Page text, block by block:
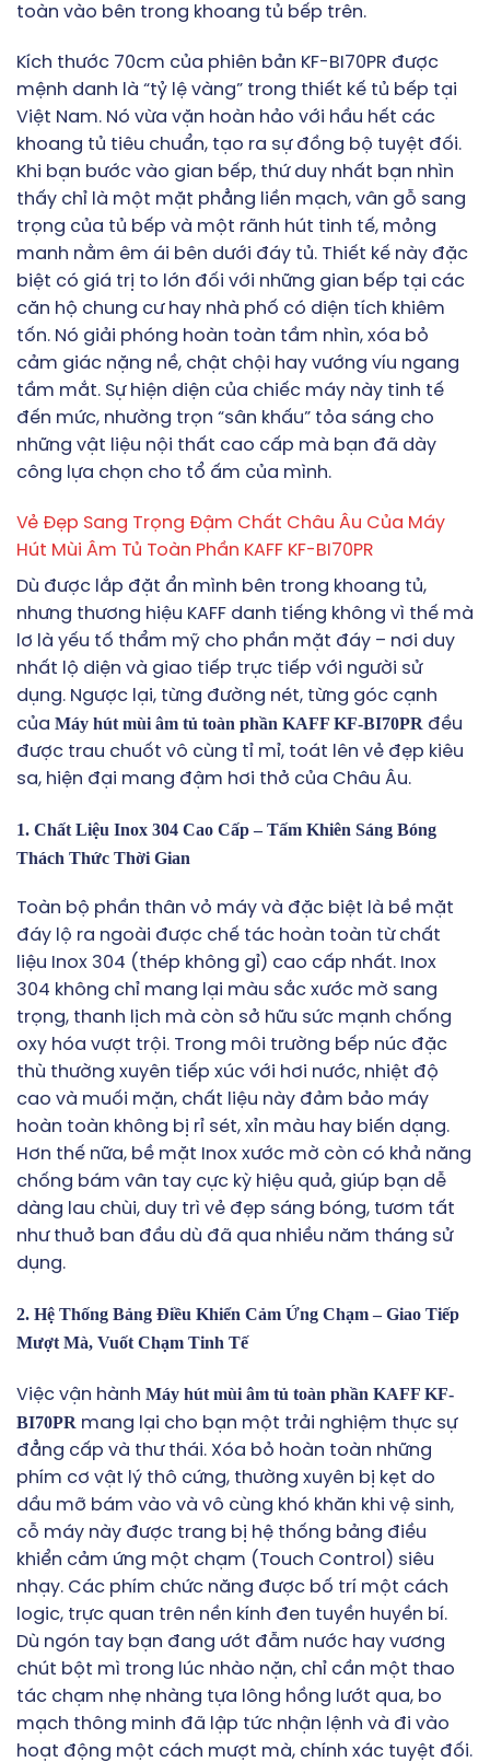
toàn vào bên trong khoang tủ bếp trên.
Kích thước 70cm của phiên bản KF-BI70PR được
mệnh danh là “tỷ lệ vàng” trong thiết kế tủ bếp tại
Việt Nam. Nó vừa vặn hoàn hảo với hầu hết các
khoang tủ tiêu chuẩn, tạo ra sự đồng bộ tuyệt đối.
Khi bạn bước vào gian bếp, thứ duy nhất bạn nhìn
thấy chỉ là một mặt phẳng liền mạch, vân gỗ sang
trọng của tủ bếp và một rãnh hút tinh tế, mỏng
manh nằm êm ái bên dưới đáy tủ. Thiết kế này đặc
biệt có giá trị to lớn đối với những gian bếp tại các
căn hộ chung cư hay nhà phố có diện tích khiêm
tốn. Nó giải phóng hoàn toàn tầm nhìn, xóa bỏ
cảm giác nặng nề, chật chội hay vướng víu ngang
tầm mắt. Sự hiện diện của chiếc máy này tinh tế
đến mức, nhường trọn “sân khấu” tỏa sáng cho
những vật liệu nội thất cao cấp mà bạn đã dày
công lựa chọn cho tổ ấm của mình.
Vẻ Đẹp Sang Trọng Đậm Chất Châu Âu Của Máy
Hút Mùi Âm Tủ Toàn Phần KAFF KF-BI70PR
Dù được lắp đặt ẩn mình bên trong khoang tủ,
nhưng thương hiệu KAFF danh tiếng không vì thế mà
lơ là yếu tố thẩm mỹ cho phần mặt đáy – nơi duy
nhất lộ diện và giao tiếp trực tiếp với người sử
dụng. Ngược lại, từng đường nét, từng góc cạnh
của Máy hút mùi âm tủ toàn phần KAFF KF-BI70PR đều
được trau chuốt vô cùng tỉ mỉ, toát lên vẻ đẹp kiêu
sa, hiện đại mang đậm hơi thở của Châu Âu.
1. Chất Liệu Inox 304 Cao Cấp – Tấm Khiên Sáng Bóng
Thách Thức Thời Gian
Toàn bộ phần thân vỏ máy và đặc biệt là bề mặt
đáy lộ ra ngoài được chế tác hoàn toàn từ chất
liệu Inox 304 (thép không gỉ) cao cấp nhất. Inox
304 không chỉ mang lại màu sắc xước mờ sang
trọng, thanh lịch mà còn sở hữu sức mạnh chống
oxy hóa vượt trội. Trong môi trường bếp núc đặc
thù thường xuyên tiếp xúc với hơi nước, nhiệt độ
cao và muối mặn, chất liệu này đảm bảo máy
hoàn toàn không bị rỉ sét, xỉn màu hay biến dạng.
Hơn thế nữa, bề mặt Inox xước mờ còn có khả năng
chống bám vân tay cực kỳ hiệu quả, giúp bạn dễ
dàng lau chùi, duy trì vẻ đẹp sáng bóng, tươm tất
như thuở ban đầu dù đã qua nhiều năm tháng sử
dụng.
2. Hệ Thống Bảng Điều Khiển Cảm Ứng Chạm – Giao Tiếp
Mượt Mà, Vuốt Chạm Tinh Tế
Việc vận hành Máy hút mùi âm tủ toàn phần KAFF KF-
BI70PR mang lại cho bạn một trải nghiệm thực sự
đẳng cấp và thư thái. Xóa bỏ hoàn toàn những
phím cơ vật lý thô cứng, thường xuyên bị kẹt do
dầu mỡ bám vào và vô cùng khó khăn khi vệ sinh,
cỗ máy này được trang bị hệ thống bảng điều
khiển cảm ứng một chạm (Touch Control) siêu
nhạy. Các phím chức năng được bố trí một cách
logic, trực quan trên nền kính đen tuyền huyền bí.
Dù ngón tay bạn đang ướt đẫm nước hay vương
chút bột mì trong lúc nhào nặn, chỉ cần một thao
tác chạm nhẹ nhàng tựa lông hồng lướt qua, bo
mạch thông minh đã lập tức nhận lệnh và đi vào
hoạt động một cách mượt mà, chính xác tuyệt đối.